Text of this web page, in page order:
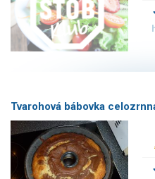
Tvarohová bábovka